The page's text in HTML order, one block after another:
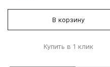
В корзину
Купить в 1 клик